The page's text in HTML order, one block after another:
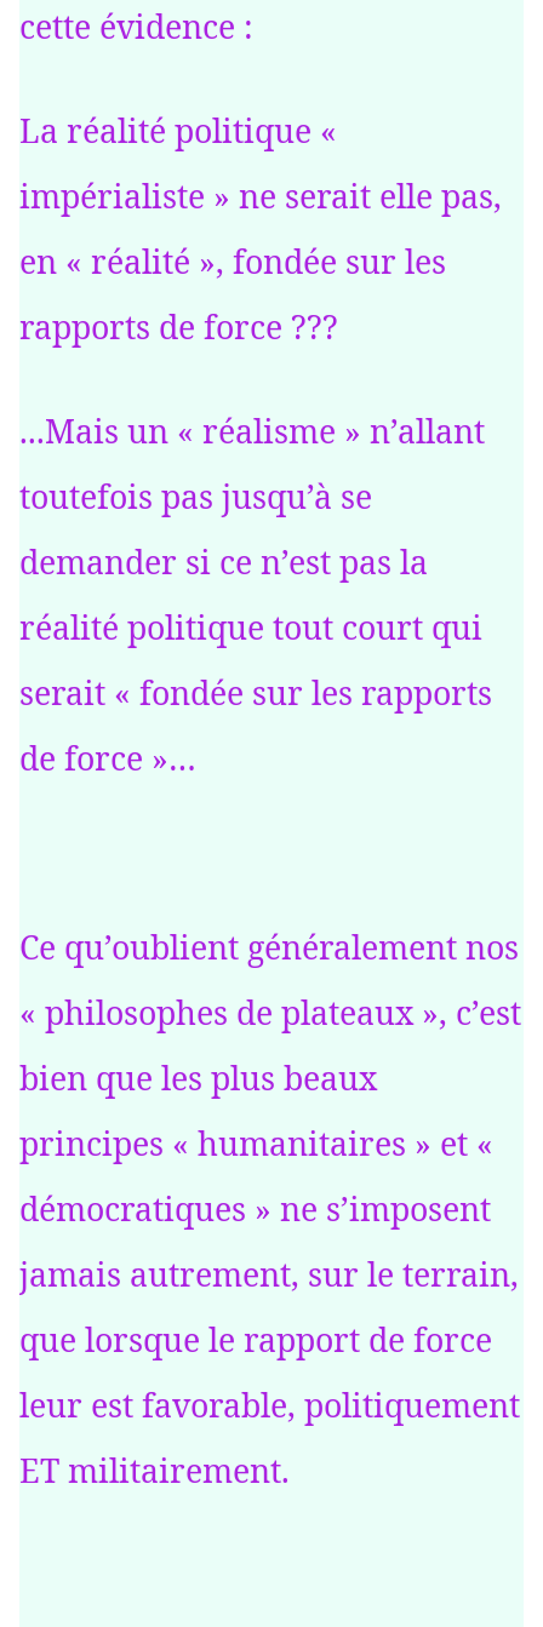
cette évidence :
La réalité politique «
impérialiste » ne serait elle pas,
en « réalité », fondée sur les
rapports de force ???
...Mais un « réalisme » n’allant
toutefois pas jusqu’à se
demander si ce n’est pas la
réalité politique tout court qui
serait « fondée sur les rapports
de force »…
Ce qu’oublient généralement nos
« philosophes de plateaux », c’est
bien que les plus beaux
principes « humanitaires » et «
démocratiques » ne s’imposent
jamais autrement, sur le terrain,
que lorsque le rapport de force
leur est favorable, politiquement
ET militairement.